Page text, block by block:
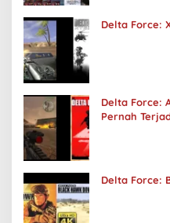
Delta Force:
Delta Force:
Pernah
Delta Force: